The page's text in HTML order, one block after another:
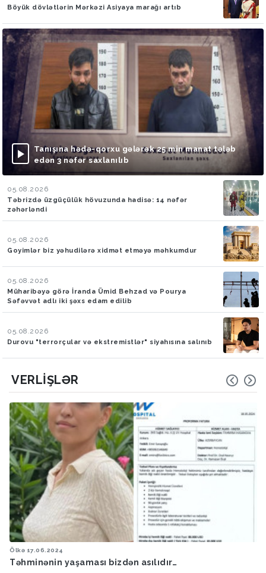
Böyük dövlətlərin Mərkəzi Asiyaya marağı artıb
Tanışına hədə-qorxu gələrək 25 min manat tələb
edən 3 nəfər saxlanılıb
05.08.2026
Təbrizdə üzgüçülük hövuzunda hadisə: 14 nəfər
zəhərləndi
05.08.2026
Goyimlər biz yəhudilərə xidmət etməyə məhkumdur
05.08.2026
Müharibəyə görə İranda Ümid Behzad və Pourya
Səfəvvət adlı iki şəxs edam edilib
05.08.2026
Durovu "terrorçular və ekstremistlər" siyahısına salınıb
VERLIŞLƏR
Ölkə 17.06.2024
Təhminənin yaşaması bizdən asılıdır…